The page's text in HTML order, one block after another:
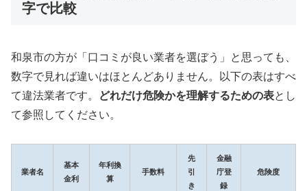
字で比較
和泉市の方が「口コミが良い業者を選ぼう」と思っても、
数字で見れば違いはほとんどありません。以下の表はすべ
て違法業者です。
どれだけ危険かを理解するための表とし
て参照してください。
業者名
基本
金利
年利換
算
手数料
先
引
き
金融
庁登
録
危険度